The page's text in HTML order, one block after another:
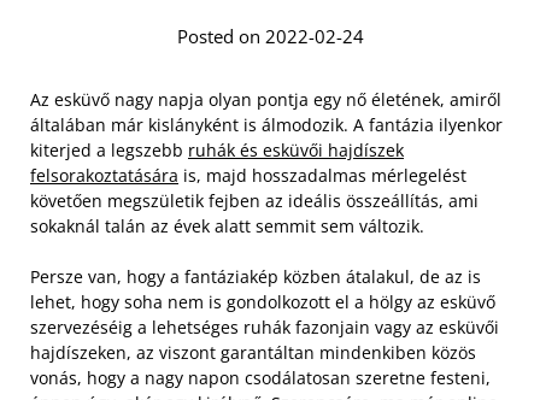
Posted on 2022-02-24
Az esküvő nagy napja olyan pontja egy nő életének, amiről
általában már kislányként is álmodozik. A fantázia ilyenkor
kiterjed a legszebb ruhák és esküvői hajdíszek
felsorakoztatására is, majd hosszadalmas mérlegelést
követően megszületik fejben az ideális összeállítás, ami
sokaknál talán az évek alatt semmit sem változik.
Persze van, hogy a fantáziakép közben átalakul, de az is
lehet, hogy soha nem is gondolkozott el a hölgy az esküvő
szervezéséig a lehetséges ruhák fazonjain vagy az esküvői
hajdíszeken, az viszont garantáltan mindenkiben közös
vonás, hogy a nagy napon csodálatosan szeretne festeni,